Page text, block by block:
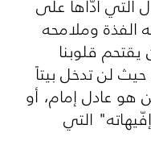
الفذة وملامحه
يقتحم قلوبنا
لن تدخل بيتاً
هو عادل إمام، أو
التي